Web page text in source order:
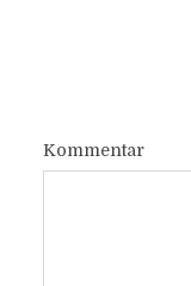
Kommentar